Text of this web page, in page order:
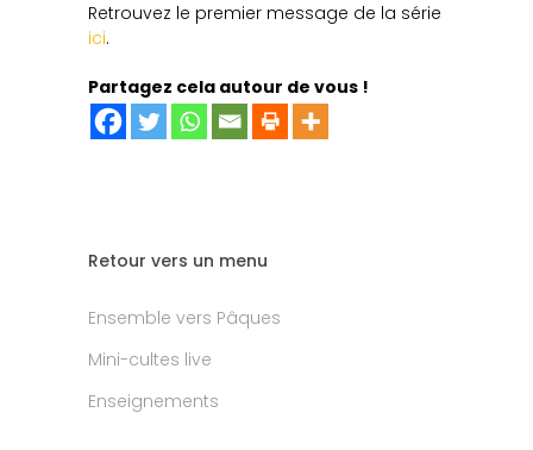
Retrouvez le premier message de la série
ici.
Partagez cela autour de vous !
Retour vers un menu
Ensemble vers Pâques
Mini-cultes live
Enseignements